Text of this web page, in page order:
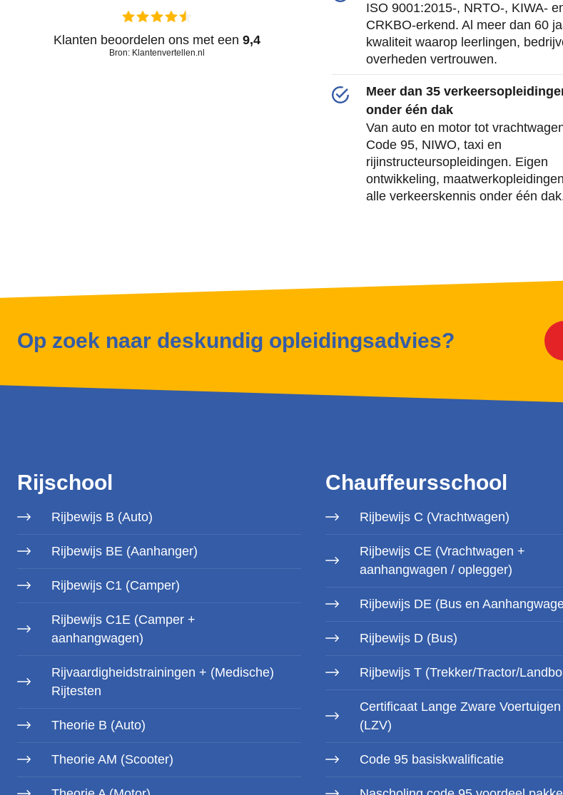
Klanten beoordelen ons met een9,4
Bron: Klantenvertellen.nl
ISO 9001:2015-, NRTO-, KIWA-
CRKBO-erkend. Al meer dan 60
kwaliteit waarop leerlingen,
overheden vertrouwen.
Meer dan 35
onder één dak
Van auto en motor tot
Code 95, NIWO, taxi en
rijinstructeursopleidingen. Eigen
ontwikkeling,
alle verkeerskennis onder één
Op zoek naar deskundig opleidingsadvies?
Rijschool
Rijbewijs B (Auto)
Rijbewijs BE (Aanhanger)
Rijbewijs C1 (Camper)
Rijbewijs C1E (Camper +
aanhangwagen)
Rijvaardigheidstrainingen + (Medische)
Rijtesten
Theorie B (Auto)
Theorie AM (Scooter)
Chauffeursschool
Rijbewijs C (Vrachtwagen)
Rijbewijs CE (Vrachtwagen +
aanhangwagen / oplegger)
Rijbewijs DE (Bus en
Rijbewijs D (Bus)
Rijbewijs T (Trekker/Tractor/
Certificaat Lange Zware Voertuigen
(LZV)
Code 95 basiskwalificatie